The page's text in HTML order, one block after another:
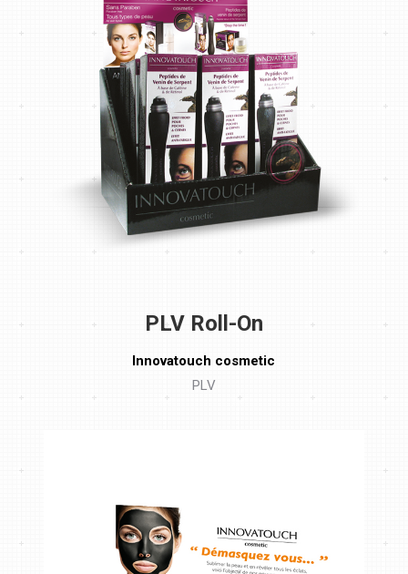
PLV Roll-On
Innovatouch cosmetic
PLV